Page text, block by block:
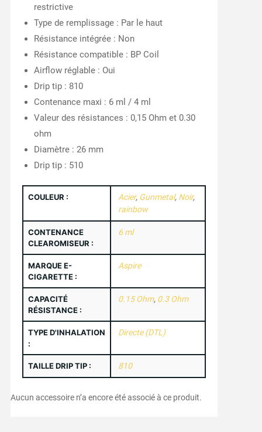
restrictive
Type de remplissage : Par le haut
Résistance intégrée : Non
Résistance compatible : BP Coil
Airflow réglable : Oui
Drip tip : 810
Contenance maxi : 6 ml / 4 ml
Valeur des résistances : 0,15 Ohm et 0.30
ohm
Diamètre : 26 mm
Drip tip : 510
COULEUR : Acier, Gunmetal, Noir,
rainbow
CONTENANCE
CLEAROMISEUR :
6 ml
MARQUE E-
CIGARETTE :
Aspire
CAPACITÉ
RÉSISTANCE :
0.15 Ohm, 0.3 Ohm
TYPE D'INHALATION
:
Directe (DTL)
TAILLE DRIP TIP : 810
Aucun accessoire n’a encore été associé à ce produit.